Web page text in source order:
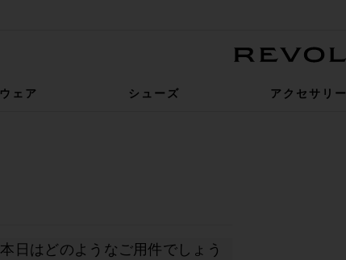
ウェア シューズ アクセサリー
本日はどのようなご用件でしょう